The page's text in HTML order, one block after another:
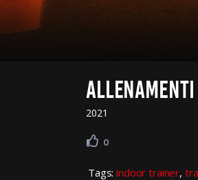
2021
0
Tags:indoor trainer,